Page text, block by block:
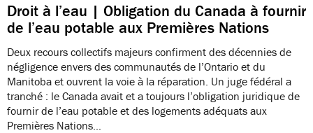
Droit à l’eau | Obligation du Canada à fournir
de l’eau potable aux Premières Nations
Deux recours collectifs majeurs confirment des décennies de
négligence envers des communautés de l’Ontario et du
Manitoba et ouvrent la voie à la réparation. Un juge fédéral a
tranché : le Canada avait et a toujours l’obligation juridique de
fournir de l’eau potable et des logements adéquats aux
Premières Nations…